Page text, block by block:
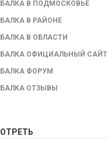
В ПОДМОСКОВЬЕ
В РАЙОНЕ
В ОБЛАСТИ
ОФИЦИАЛЬНЫЙ САЙТ
ФОРУМ
ОТЗЫВЫ